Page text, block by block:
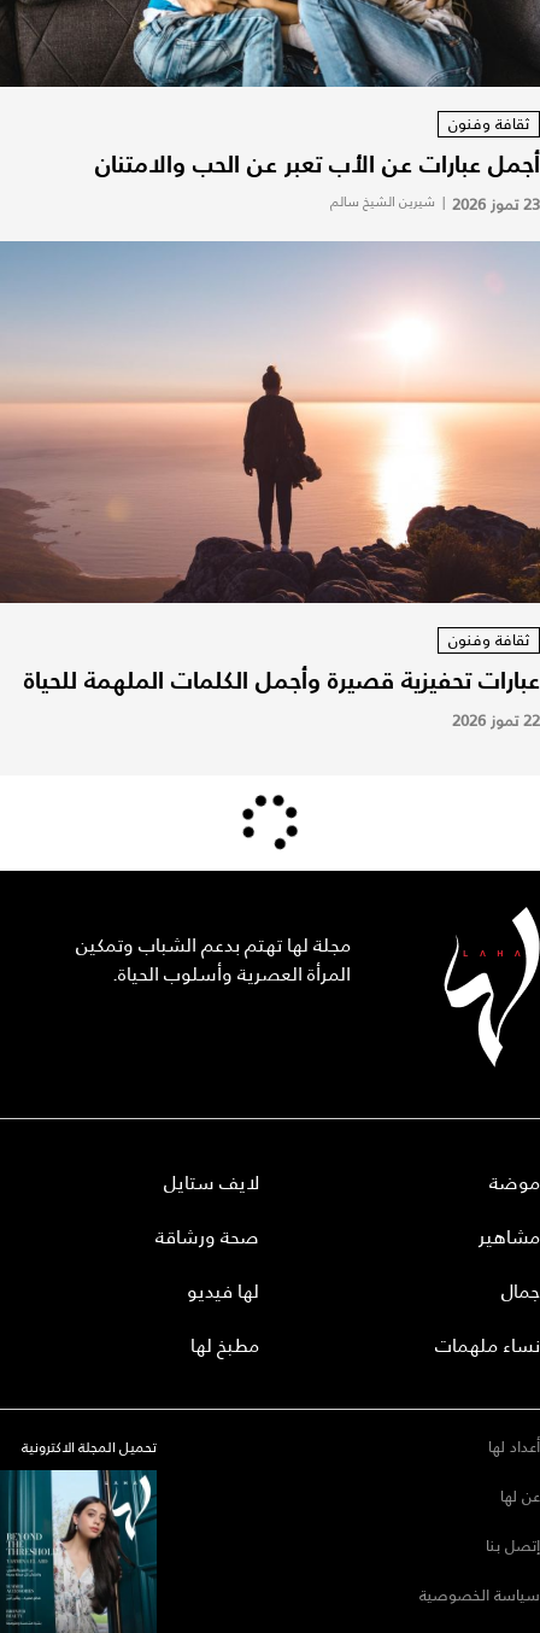
ثقافة وفنون
أجمل عبارات عن الأب تعبر عن الحب والامتنان
23 تموز 2026 | شيرين الشيخ سالم
ثقافة وفنون
عبارات تحفيزية قصيرة وأجمل الكلمات الملهمة للحياة
22 تموز 2026
مجلة لها تهتم بدعم الشباب وتمكين
المرأة العصرية وأسلوب الحياة.
موضة
مشاهير
جمال
نساء ملهمات
لايف ستايل
صحة ورشاقة
لها فيديو
مطبخ لها
أعداد لها
عن لها
إتصل بنا
سياسة الخصوصية
تحميل المجلة الاكترونية